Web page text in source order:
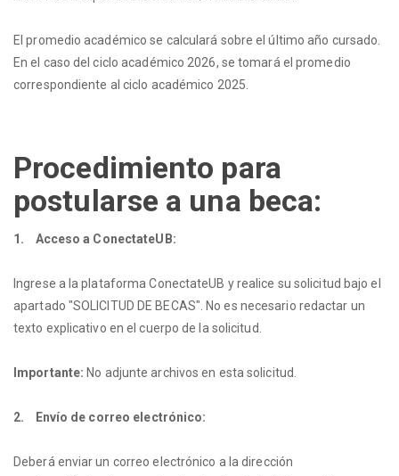
El promedio académico se calculará sobre el último año cursado.
En el caso del ciclo académico 2026, se tomará el promedio
correspondiente al ciclo académico 2025.
Procedimiento para
postularse a una beca:
1. Acceso a ConectateUB:
Ingrese a la plataforma ConectateUB y realice su solicitud bajo el
apartado "SOLICITUD DE BECAS". No es necesario redactar un
texto explicativo en el cuerpo de la solicitud.
Importante: No adjunte archivos en esta solicitud.
2. Envío de correo electrónico:
Deberá enviar un correo electrónico a la dirección